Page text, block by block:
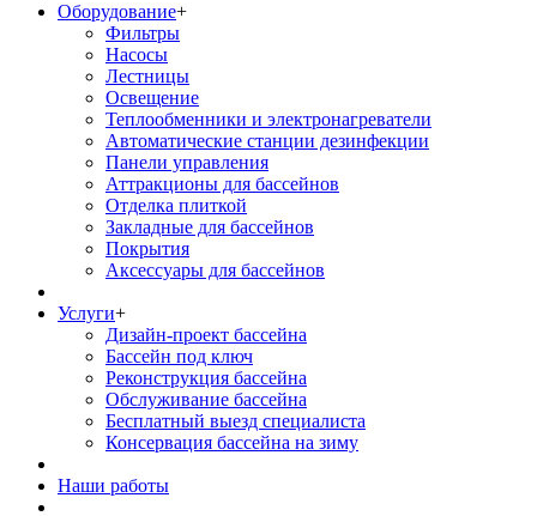
Оборудование+
Фильтры
Насосы
Лестницы
Освещение
Теплообменники и электронагреватели
Автоматические станции дезинфекции
Панели управления
Аттракционы для бассейнов
Отделка плиткой
Закладные для бассейнов
Покрытия
Аксессуары для бассейнов
Услуги+
Дизайн-проект бассейна
Бассейн под ключ
Реконструкция бассейна
Обслуживание бассейна
Бесплатный выезд специалиста
Консервация бассейна на зиму
Наши работы